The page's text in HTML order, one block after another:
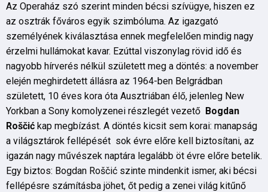
Az Operaház szó szerint minden bécsi szívügye, hiszen ez
az osztrák főváros egyik szimbóluma. Az igazgató
személyének kiválasztása ennek megfelelően mindig nagy
érzelmi hullámokat kavar. Ezúttal viszonylag rövid idő és
nagyobb hírverés nélkül született meg a döntés: a november
elején meghirdetett állásra az 1964-ben Belgrádban
született, 10 éves kora óta Ausztriában élő, jelenleg New
Yorkban a Sony komolyzenei részlegét vezető Bogdan
Roščić kap megbízást. A döntés kicsit sem korai: manapság
a világsztárok fellépését sok évre előre kell biztosítani, az
igazán nagy művészek naptára legalább öt évre előre betelik.
Egy biztos: Bogdan Roščić szinte mindenkit ismer, aki bécsi
fellépésre számításba jöhet, őt pedig a zenei világ kitűnő